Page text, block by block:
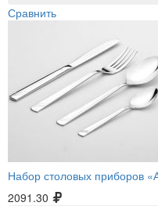
Сравнить
Набор столовых приборов
2091.30